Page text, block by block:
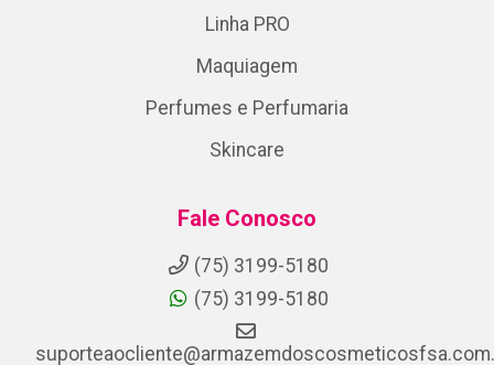
Linha PRO
Maquiagem
Perfumes e Perfumaria
Skincare
Fale Conosco
(75) 3199-5180
(75) 3199-5180